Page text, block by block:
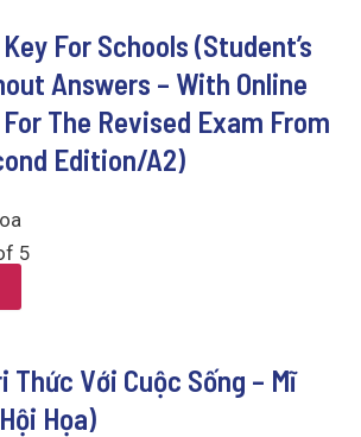
For Schools (Student’s
Answers – With Online
The Revised Exam From
Edition/A2)
5
Thức Với Cuộc Sống – Mĩ
Họa)